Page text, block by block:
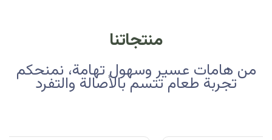
منتجاتنا
من هامات عسير وسهول تهامة، نمنحكم
تجربة طعام تتسم بالأصالة والتفرد